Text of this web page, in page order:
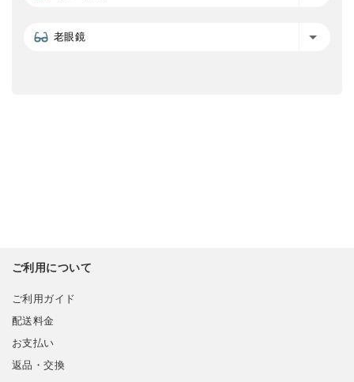
老眼鏡
ご利用について
ご利用ガイド
配送料金
お支払い
返品・交換